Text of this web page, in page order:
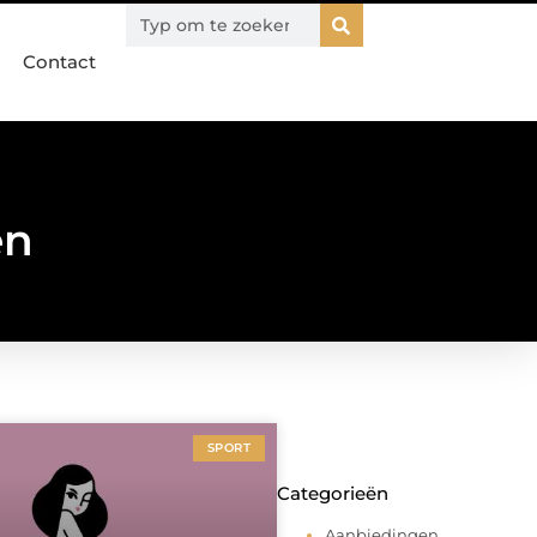
Contact
SPORT
Categorieën